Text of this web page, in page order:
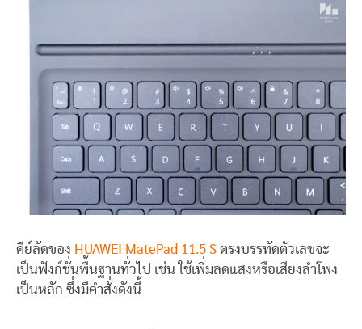
คีย์ลัดของ HUAWEI MatePad 11.5 S ตรงบรรทัดตัวเลขจะ
เป็นฟังก์ชั่นพื้นฐานทั่วไป เช่น ใช้เพิ่มลดแสงหรือเสียงลำโพง
เป็นหลัก ซึ่งมีคำสั่งดังนี้